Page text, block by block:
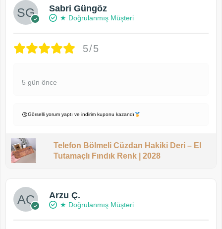
Sabri Güngöz
★ Doğrulanmış Müşteri
5/5
5 gün önce
Görselli yorum yaptı ve indirim kuponu kazandı
Telefon Bölmeli Cüzdan Hakiki Deri – El
Tutamaçlı Fındık Renk | 2028
Arzu Ç.
★ Doğrulanmış Müşteri